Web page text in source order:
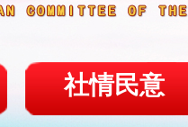
社情民意